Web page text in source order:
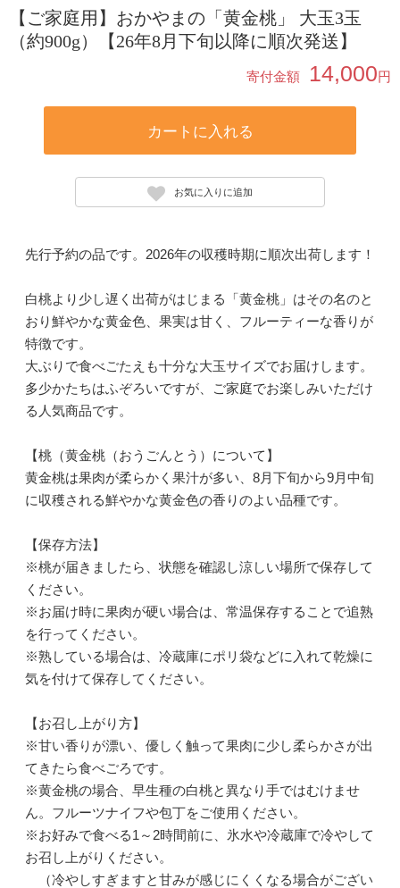
【ご家庭用】おかやまの「黄金桃」 大玉3玉
（約900g）【26年8月下旬以降に順次発送】
寄付金額 14,000円
カートに入れる
お気に入りに追加
先行予約の品です。2026年の収穫時期に順次出荷します！
白桃より少し遅く出荷がはじまる「黄金桃」はその名のと
おり鮮やかな黄金色、果実は甘く、フルーティーな香りが
特徴です。
大ぶりで食べごたえも十分な大玉サイズでお届けします。
多少かたちはふぞろいですが、ご家庭でお楽しみいただけ
る人気商品です。
【桃（黄金桃（おうごんとう）について】
黄金桃は果肉が柔らかく果汁が多い、8月下旬から9月中旬
に収穫される鮮やかな黄金色の香りのよい品種です。
【保存方法】
※桃が届きましたら、状態を確認し涼しい場所で保存して
ください。
※お届け時に果肉が硬い場合は、常温保存することで追熟
を行ってください。
※熟している場合は、冷蔵庫にポリ袋などに入れて乾燥に
気を付けて保存してください。
【お召し上がり方】
※甘い香りが漂い、優しく触って果肉に少し柔らかさが出
てきたら食べごろです。
※黄金桃の場合、早生種の白桃と異なり手ではむけませ
ん。フルーツナイフや包丁をご使用ください。
※お好みで食べる1～2時間前に、氷水や冷蔵庫で冷やして
お召し上がりください。
（冷やしすぎますと甘みが感じにくくなる場合がござい